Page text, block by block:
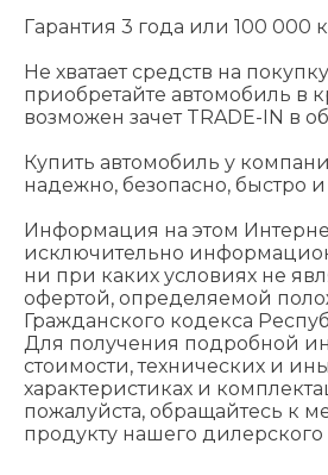
Гарантия 3 года или 100 000
Не хватает средств на
приобретайте автомобиль в
возможен зачет TRADE-IN в
Купить автомобиль у
надежно, безопасно, быстро
Информация на этом
исключительно
ни при каких условиях не
офертой, определяемой
Гражданского кодекса
Для получения подробной
стоимости, технических и
характеристиках и
пожалуйста, обращайтесь к
продукту нашего дилерского